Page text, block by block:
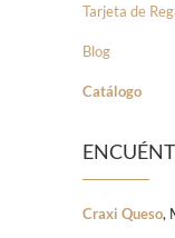
Tarjeta de
Blog
Catálogo
Craxi Queso,